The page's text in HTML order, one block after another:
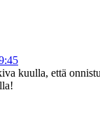
kuulla, että